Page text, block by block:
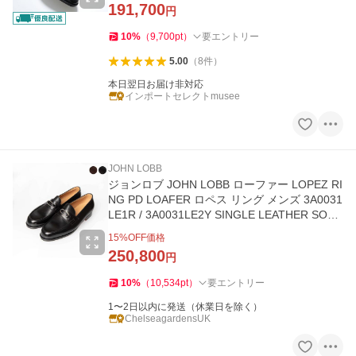
191,700円
10% （9,700pt） 要エントリー
5.00（8件）
本日翌日お届け非対応
インポートセレクトmusee
JOHN LOBB
ジョンロブ JOHN LOBB ローファー LOPEZ RI
NG PD LOAFER ロペス リング メンズ 3A0031
LE1R / 3A0031LE2Y SINGLE LEATHER SOLE
15%OFF価格
250,800円
10% （ 10,534pt） 要エントリー
1〜2日以内に発送（休業日を除く）
ChelseagardensUK